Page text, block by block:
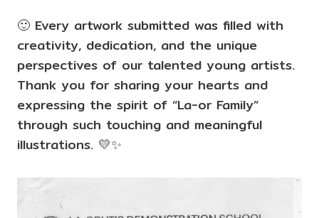
🙂 Every artwork submitted was filled with
creativity, dedication, and the unique
perspectives of our talented young artists.
Thank you for sharing your hearts and
expressing the spirit of “La-or Family”
through such touching and meaningful
illustrations. 💛✨